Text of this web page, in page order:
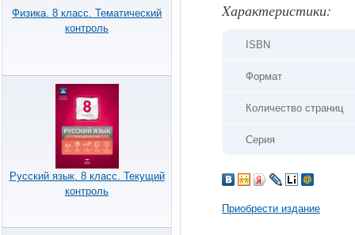
Физика. 8 класс. Тематический
контроль
Русский язык. 8 класс. Текущий
контроль
Xарактеристики:
ISBN
Формат
Количество страниц
Серия
Приобрести издание